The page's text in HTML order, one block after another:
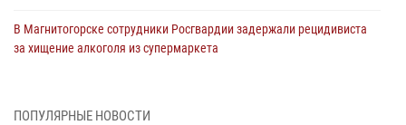
В Магнитогорске сотрудники Росгвардии задержали рецидивиста
за хищение алкоголя из супермаркета
На Южном Урале спецназ Росгвардии провел военно-полевые
ПОПУЛЯРНЫЕ НОВОСТИ